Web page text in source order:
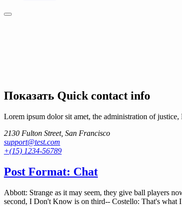
Показать Quick contact info
Lorem ipsum dolor sit amet, the administration of
2130 Fulton Street, San Francisco
support@test.com
+(15) 1234-56789
Post Format: Chat
Abbott: Strange as it may seem, they give ball players
second, I Don't Know is on third-- Costello: That's